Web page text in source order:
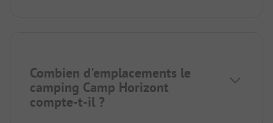
Combien d'emplacements le
camping Camp Horizont
compte-t-il ?